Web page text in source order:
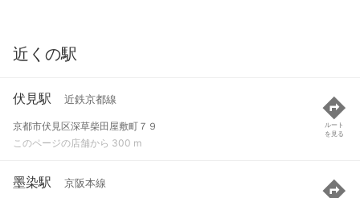
近くの駅
伏見駅 近鉄京都線
京都市伏見区深草柴田屋敷町７９
このページの店舗から 300 m
ルート
を見る
墨染駅 京阪本線